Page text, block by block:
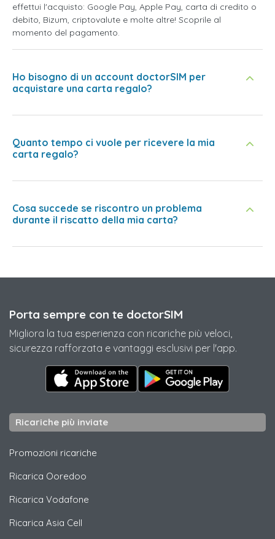
effettui l'acquisto: Google Pay, Apple Pay, carta di credito o
debito, Bizum, criptovalute e molte altre! Scoprile al
momento del pagamento.
Ho bisogno di un account doctorSIM per
acquistare una carta regalo?
Quanto tempo ci vuole per ricevere la mia
carta regalo?
Cosa succede se riscontro un problema
durante il riscatto della mia carta?
Porta sempre con te doctorSIM
Migliora la tua esperienza con ricariche più veloci,
sicurezza rafforzata e vantaggi esclusivi per l'app.
Ricariche più inviate
Promozioni ricariche
Ricarica Ooredoo
Ricarica Vodafone
Ricarica Asia Cell